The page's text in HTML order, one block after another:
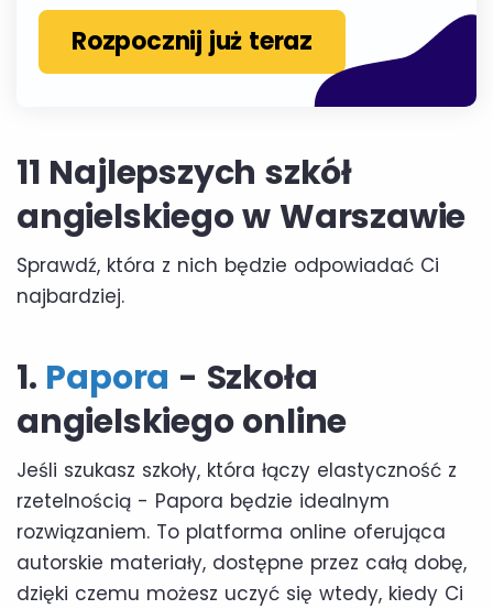
Rozpocznij już teraz
11 Najlepszych szkół
angielskiego w Warszawie
Sprawdź, która z nich będzie odpowiadać Ci
najbardziej.
1. Papora - Szkoła
angielskiego online
Jeśli szukasz szkoły, która łączy elastyczność z
rzetelnością - Papora będzie idealnym
rozwiązaniem. To platforma online oferująca
autorskie materiały, dostępne przez całą dobę,
dzięki czemu możesz uczyć się wtedy, kiedy Ci